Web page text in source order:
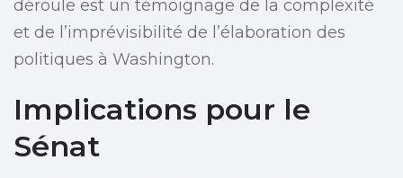
déroule est un témoignage de la complexité
et de l’imprévisibilité de l’élaboration des
politiques à Washington.
Implications pour le
Sénat